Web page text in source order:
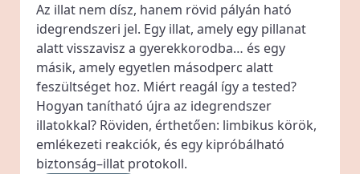
Az illat nem dísz, hanem rövid pályán ható
idegrendszeri jel. Egy illat, amely egy pillanat
alatt visszavisz a gyerekkorodba… és egy
másik, amely egyetlen másodperc alatt
feszültséget hoz. Miért reagál így a tested?
Hogyan tanítható újra az idegrendszer
illatokkal? Röviden, érthetően: limbikus körök,
emlékezeti reakciók, és egy kipróbálható
biztonság–illat protokoll.